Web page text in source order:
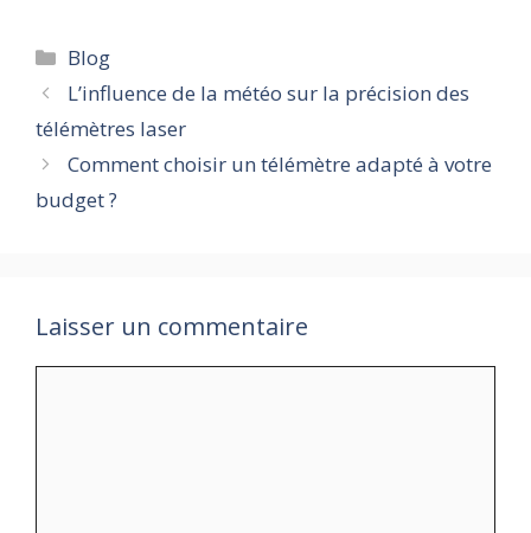
Catégories
Blog
L’influence de la météo sur la précision des
télémètres laser
Comment choisir un télémètre adapté à votre
budget ?
Laisser un commentaire